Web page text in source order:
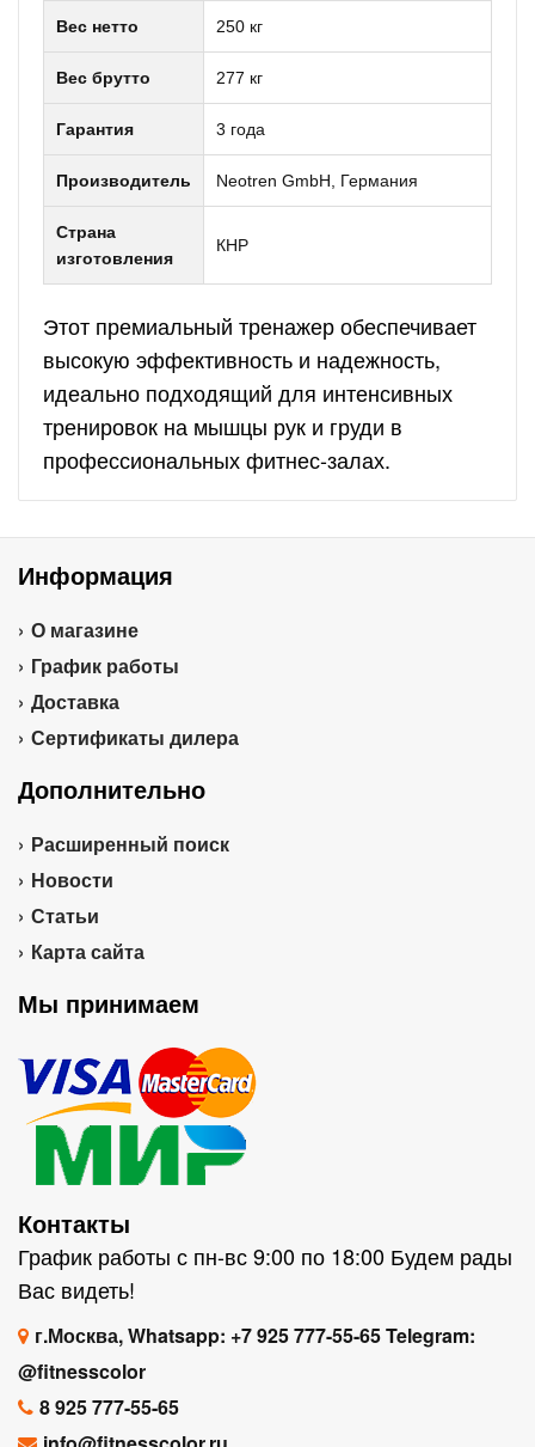
Вес нетто 250 кг
Вес брутто 277 кг
Гарантия 3 года
Производитель Neotren GmbH, Германия
Страна
изготовления
КНР
Этот премиальный тренажер обеспечивает
высокую эффективность и надежность,
идеально подходящий для интенсивных
тренировок на мышцы рук и груди в
профессиональных фитнес-залах.
Информация
О магазине
График работы
Доставка
Сертификаты дилера
Дополнительно
Расширенный поиск
Новости
Статьи
Карта сайта
Мы принимаем
Контакты
График работы с пн-вс 9:00 по 18:00 Будем рады
Вас видеть!
г.Москва, Whatsapp: +7 925 777-55-65 Telegram:
@fitnesscolor
8 925 777-55-65